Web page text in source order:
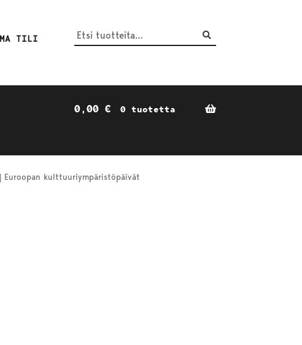
TILI
Etsi:
Haku
0,00 € 0 tuotetta
Euroopan kulttuuriympäristöpäivät